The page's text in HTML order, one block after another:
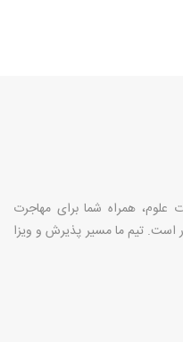
علوم، همراه شما برای مهاجرت
است. تیم ما مسیر پذیرش و ویزا